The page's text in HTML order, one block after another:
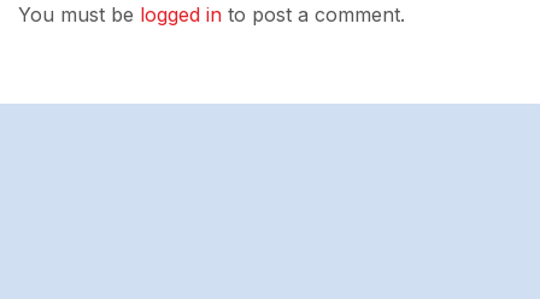
You must be logged in to post a comment.